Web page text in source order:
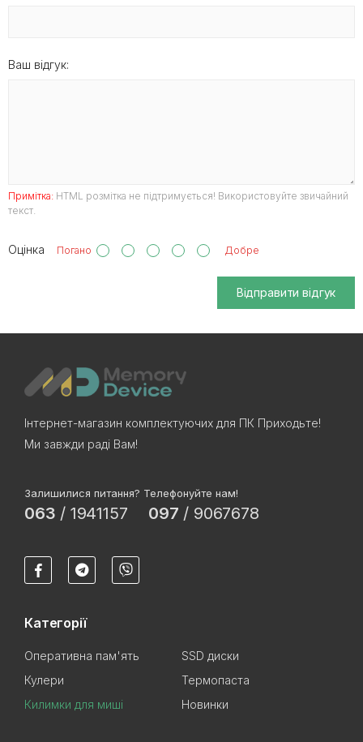
Ваш відгук:
Примітка: HTML розмітка не підтримується! Використовуйте звичайний
текст.
Оцінка Погано Добре
Відправити відгук
Інтернет-магазин комплектуючих для ПК Приходьте!
Ми завжди раді Вам!
Залишилися питання? Телефонуйте нам!
063 / 1941157 097 / 9067678
Категорії
Оперативна пам'ять
SSD диски
Кулери
Термопаста
Килимки для миші
Новинки